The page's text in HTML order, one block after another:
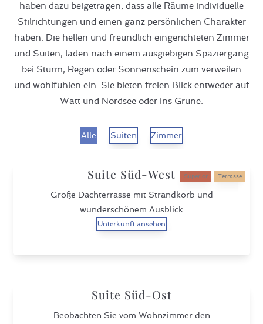
haben dazu beigetragen, dass alle Räume individuelle
Stilrichtungen und einen ganz persönlichen Charakter
haben. Die hellen und freundlich eingerichteten Zimmer
und Suiten, laden nach einem ausgiebigen Spaziergang
bei Sturm, Regen oder Sonnenschein zum verweilen
und wohlfühlen ein. Sie bieten freien Blick entweder auf
Watt und Nordsee oder ins Grüne.
Alle Suiten Zimmer
Superior Terrasse
Suite Süd-West
Große Dachterrasse mit Strandkorb und
wunderschönem Ausblick
Unterkunft ansehen
Suite Süd-Ost
Beobachten Sie vom Wohnzimmer den